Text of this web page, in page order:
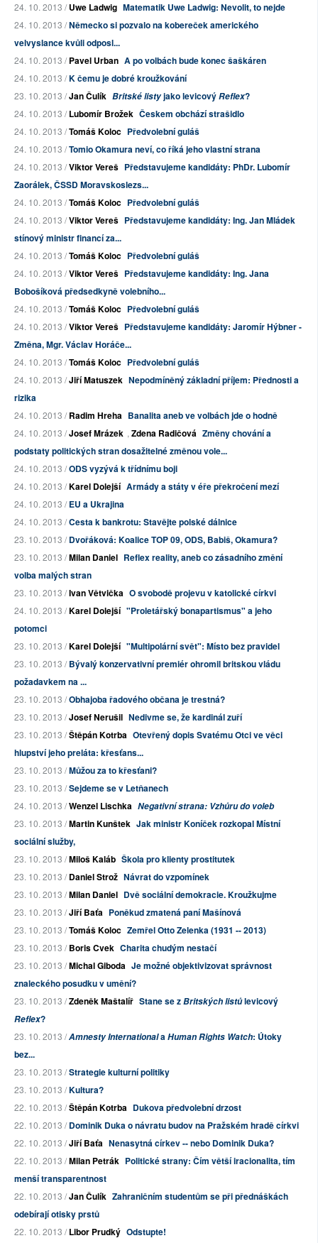
24. 10. 2013 /Uwe Ladwig Matematik Uwe Ladwig: Nevolit, to nejde
24. 10. 2013 /Německo si pozvalo na kobereček amerického
velvyslance kvůli odposl...
24. 10. 2013 /Pavel Urban A po volbách bude konec šaškáren
24. 10. 2013 /K čemu je dobré kroužkování
23. 10. 2013 /Jan Čulík Britské listyjako levicovýReflex?
24. 10. 2013 /Lubomír Brožek Českem obchází strašidlo
24. 10. 2013 /Tomáš Koloc Předvolební guláš
24. 10. 2013 /Tomio Okamura neví, co říká jeho vlastní strana
24. 10. 2013 /Viktor Vereš Představujeme kandidáty: PhDr. Lubomír
Zaorálek, ČSSD Moravskoslezs...
24. 10. 2013 /Tomáš Koloc Předvolební guláš
24. 10. 2013 /Viktor Vereš Představujeme kandidáty: Ing. Jan Mládek
stínový ministr financí za...
24. 10. 2013 /Tomáš Koloc Předvolební guláš
24. 10. 2013 /Viktor Vereš Představujeme kandidáty: Ing. Jana
Bobošíková předsedkyně volebního...
24. 10. 2013 /Tomáš Koloc Předvolební guláš
24. 10. 2013 /Viktor Vereš Představujeme kandidáty: Jaromír Hýbner -
Změna, Mgr. Václav Horáče...
24. 10. 2013 /Tomáš Koloc Předvolební guláš
24. 10. 2013 /Jiří Matuszek Nepodmíněný základní příjem: Přednosti a
rizika
24. 10. 2013 /Radim Hreha Banalita aneb ve volbách jde o hodně
24. 10. 2013 /Josef Mrázek , Zdena Radičová Změny chování a
podstaty politických stran dosažitelné změnou vole...
24. 10. 2013 /ODS vyzývá k třídnímu boji
24. 10. 2013 /Karel Dolejší Armády a státy v éře překročení mezí
24. 10. 2013 /EU a Ukrajina
24. 10. 2013 /Cesta k bankrotu: Stavějte polské dálnice
23. 10. 2013 /Dvořáková: Koalice TOP 09, ODS, Babiš, Okamura?
23. 10. 2013 /Milan Daniel Reflex reality, aneb co zásadního změní
volba malých stran
23. 10. 2013 /Ivan Větvička O svobodě projevu v katolické církvi
24. 10. 2013 /Karel Dolejší "Proletářský bonapartismus" a jeho
potomci
23. 10. 2013 /Karel Dolejší "Multipolární svět": Místo bez pravidel
23. 10. 2013 /Bývalý konzervativní premiér ohromil britskou vládu
požadavkem na ...
23. 10. 2013 /Obhajoba řadového občana je trestná?
23. 10. 2013 /Josef Nerušil Nedivme se, že kardinál zuří
23. 10. 2013 /Štěpán Kotrba Otevřený dopis Svatému Otci ve věci
hlupství jeho preláta: křesťans...
23. 10. 2013 /Můžou za to křesťani?
23. 10. 2013 /Sejdeme se v Letňanech
24. 10. 2013 /Wenzel Lischka Negativní strana: Vzhůru do voleb
23. 10. 2013 /Martin Kunštek Jak ministr Koníček rozkopal Místní
sociální služby,
23. 10. 2013 /Miloš Kaláb Škola pro klienty prostitutek
23. 10. 2013 /Daniel Strož Návrat do vzpomínek
23. 10. 2013 /Milan Daniel Dvě sociální demokracie. Kroužkujme
23. 10. 2013 /Jiří Baťa Poněkud zmatená paní Mašínová
23. 10. 2013 /Tomáš Koloc Zemřel Otto Zelenka (1931 -- 2013)
23. 10. 2013 /Boris Cvek Charita chudým nestačí
23. 10. 2013 /Michal Giboda Je možné objektivizovat správnost
znaleckého posudku v umění?
23. 10. 2013 /Zdeněk Maštalíř Stane se zBritských listůlevicový
Reflex?
23. 10. 2013 /Amnesty InternationalaHuman Rights Watch: Útoky
bez...
23. 10. 2013 /Strategie kulturní politiky
23. 10. 2013 /Kultura?
22. 10. 2013 /Štěpán Kotrba Dukova předvolební drzost
22. 10. 2013 /Dominik Duka o návratu budov na Pražském hradě církvi
22. 10. 2013 /Jiří Baťa Nenasytná církev -- nebo Dominik Duka?
22. 10. 2013 /Milan Petrák Politické strany: Čím větší iracionalita, tím
menší transparentnost
22. 10. 2013 /Jan Čulík Zahraničním studentům se při přednáškách
odebírají otisky prstů
22. 10. 2013 /Libor Prudký Odstupte!